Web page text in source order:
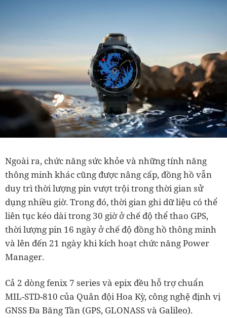
Ngoài ra, chức năng sức khỏe và những tính năng
thông minh khác cũng được nâng cấp, đồng hồ vẫn
duy trì thời lượng pin vượt trội trong thời gian sử
dụng nhiều giờ. Trong đó, thời gian ghi dữ liệu có thể
liên tục kéo dài trong 30 giờ ở chế độ thể thao GPS,
thời lượng pin 16 ngày ở chế độ đồng hồ thông minh
và lên đến 21 ngày khi kích hoạt chức năng Power
Manager.
Cả 2 dòng fenix 7 series và epix đều hỗ trợ chuẩn
MIL-STD-810 của Quân đội Hoa Kỳ, công nghệ định vị
GNSS Đa Băng Tần (GPS, GLONASS và Galileo).